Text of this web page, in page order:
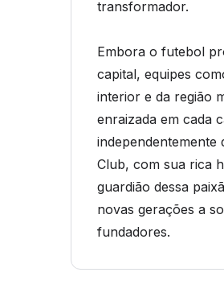
transformador.
Embora o futebol
capital, equipes
interior e da região
enraizada em cada
independentemente
Club, com sua rica
guardião dessa
novas gerações a
fundadores.